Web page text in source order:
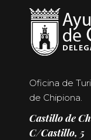
Oficina de
de Chipiona.
Castillo de
C/Castillo, 5